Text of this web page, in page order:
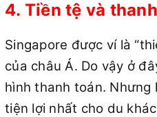
4. Tiền tệ và
Singapore được ví là
của châu Á. Do vậy ở
hình thanh toán.
tiện lợi nhất cho du